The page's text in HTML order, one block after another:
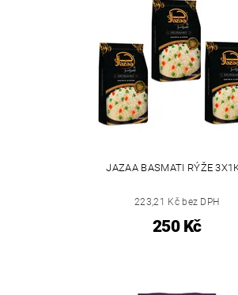
JAZAA BASMATI RÝŽE
223,21 Kč bez DPH
250 Kč